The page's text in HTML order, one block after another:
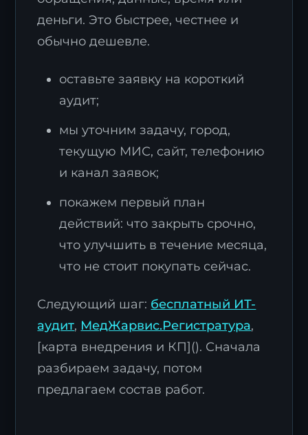
деньги. Это быстрее, честнее и
обычно дешевле.
оставьте заявку на короткий
аудит;
мы уточним задачу, город,
текущую МИС, сайт, телефонию
и канал заявок;
покажем первый план
действий: что закрыть срочно,
что улучшить в течение месяца,
что не стоит покупать сейчас.
Следующий шаг: бесплатный ИТ-
аудит, МедЖарвис.Регистратура,
[карта внедрения и КП](). Сначала
разбираем задачу, потом
предлагаем состав работ.